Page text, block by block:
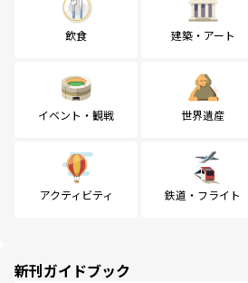
飲食 建築・アート
イベント・観戦 世界遺産
アクティビティ 鉄道・フライト
新刊ガイドブック